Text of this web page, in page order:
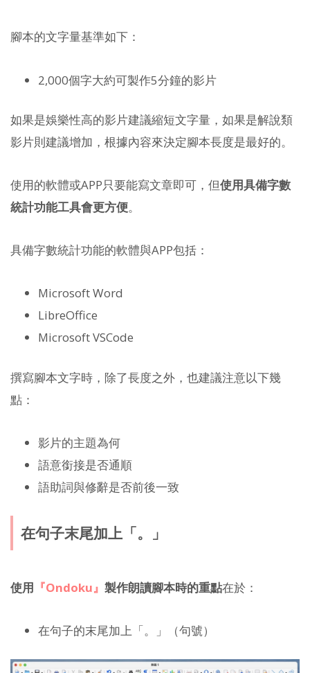
腳本的文字量基準如下：
2,000個字大約可製作5分鐘的影片
如果是娛樂性高的影片建議縮短文字量，如果是解說類
影片則建議增加，根據內容來決定腳本長度是最好的。
使用的軟體或APP只要能寫文章即可，但使用具備字數
統計功能工具會更方便。
具備字數統計功能的軟體與APP包括：
Microsoft Word
LibreOffice
Microsoft VSCode
撰寫腳本文字時，除了長度之外，也建議注意以下幾
點：
影片的主題為何
語意銜接是否通順
語助詞與修辭是否前後一致
在句子末尾加上「。」
使用 『Ondoku』 製作朗讀腳本時的重點在於：
在句子的末尾加上「。」（句號）